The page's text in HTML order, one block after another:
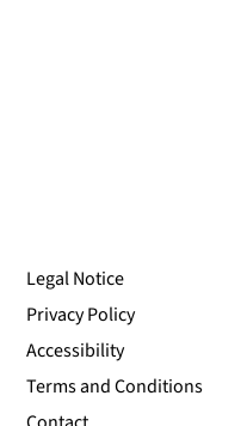
Legal Notice
Privacy Policy
Accessibility
Terms and Conditions